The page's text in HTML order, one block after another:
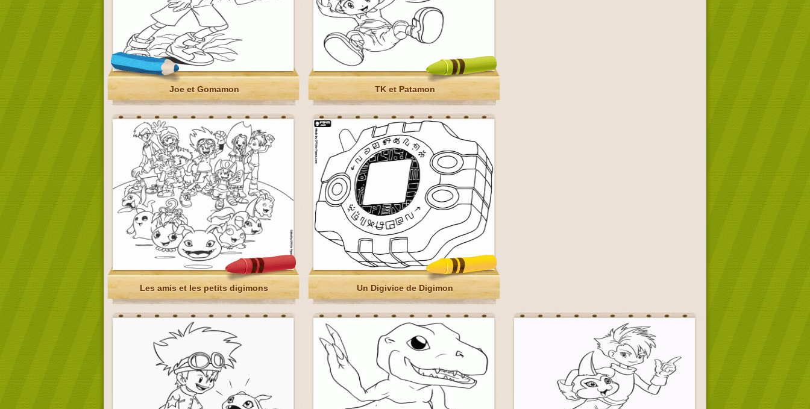
Joe et Gomamon TK et Patamon
Les amis et les petits digimons Un Digivice de Digimon